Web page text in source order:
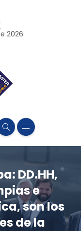
2026
DD.HH,
e
son los
de la